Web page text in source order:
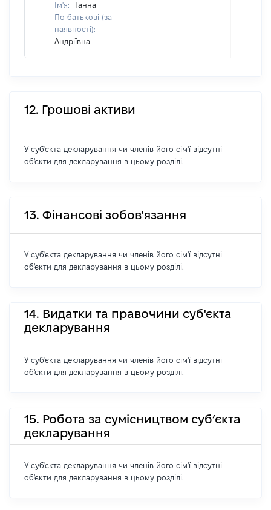
Ім'я:
Ганна
По батькові (за
наявності):
Андріївна
12. Грошові активи
У суб'єкта декларування чи членів його сім'ї відсутні
об'єкти для декларування в цьому розділі.
13. Фінансові зобов'язання
У суб'єкта декларування чи членів його сім'ї відсутні
об'єкти для декларування в цьому розділі.
14. Видатки та правочини суб'єкта
декларування
У суб'єкта декларування чи членів його сім'ї відсутні
об'єкти для декларування в цьому розділі.
15. Робота за сумісництвом суб’єкта
декларування
У суб'єкта декларування чи членів його сім'ї відсутні
об'єкти для декларування в цьому розділі.